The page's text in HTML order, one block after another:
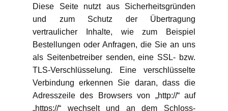
Diese Seite nutzt aus Sicherheitsgründen
und zum Schutz der Übertragung
vertraulicher Inhalte, wie zum Beispiel
Bestellungen oder Anfragen, die Sie an uns
als Seitenbetreiber senden, eine SSL- bzw.
TLS-Verschlüsselung. Eine verschlüsselte
Verbindung erkennen Sie daran, dass die
Adresszeile des Browsers von „http://“ auf
„https://“ wechselt und an dem Schloss-